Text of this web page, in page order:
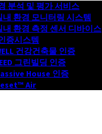
분석 및 평가 서비스
내 환경 모니터링 시스템
내 환경 측정 센서 디바이스
증시스템
건강건축물 인증
그린빌딩 인증
House 인증
Air